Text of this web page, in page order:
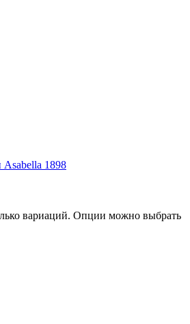
Asabella 1898
вариаций. Опции можно выбрать